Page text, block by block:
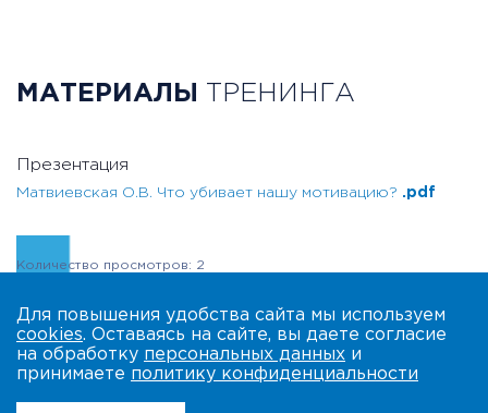
МАТЕРИАЛЫ ТРЕНИНГА
Презентация
Матвиевская О.В. Что убивает нашу мотивацию? .pdf
Количество просмотров: 2
Для повышения удобства сайта мы используем
cookies. Оставаясь на сайте, вы даете согласие
на обработку персональных данных и
принимаете политику конфиденциальности